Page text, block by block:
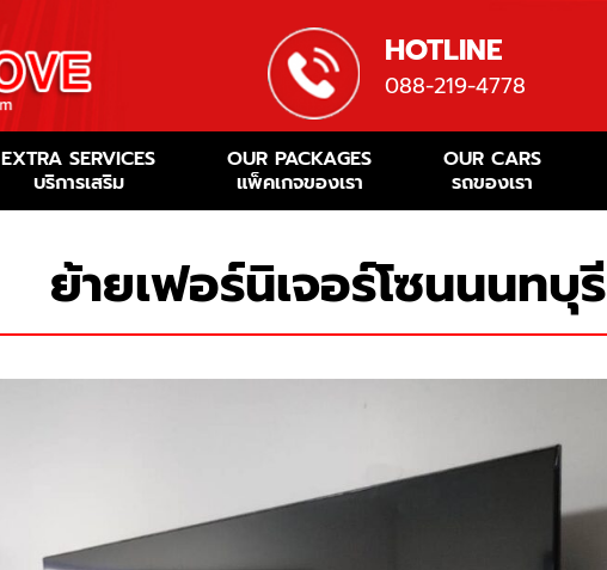
HOTLINE
088-219-4778
EXTRA SERVICES
บริการเสริม
OUR PACKAGES
แพ็คเกจของเรา
OUR CARS
รถของเรา
ย้ายเฟอร์นิเจอร์โซนนนทบุรี